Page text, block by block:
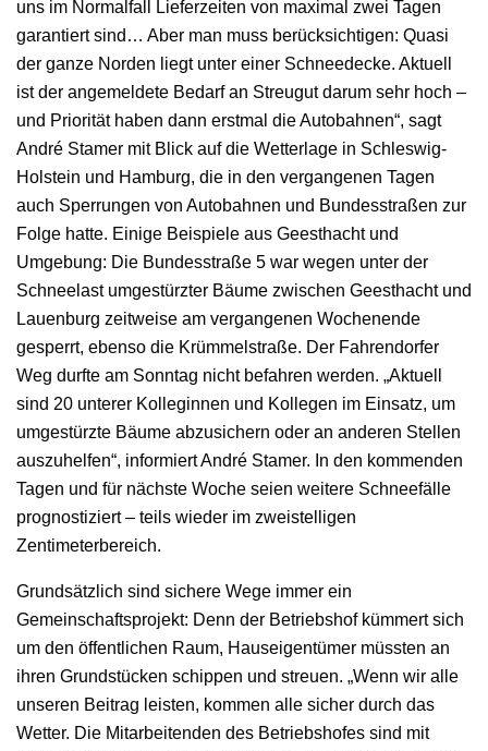
uns im Normalfall Lieferzeiten von maximal zwei Tagen
garantiert sind… Aber man muss berücksichtigen: Quasi
der ganze Norden liegt unter einer Schneedecke. Aktuell
ist der angemeldete Bedarf an Streugut darum sehr hoch –
und Priorität haben dann erstmal die Autobahnen“, sagt
André Stamer mit Blick auf die Wetterlage in Schleswig-
Holstein und Hamburg, die in den vergangenen Tagen
auch Sperrungen von Autobahnen und Bundesstraßen zur
Folge hatte. Einige Beispiele aus Geesthacht und
Umgebung: Die Bundesstraße 5 war wegen unter der
Schneelast umgestürzter Bäume zwischen Geesthacht und
Lauenburg zeitweise am vergangenen Wochenende
gesperrt, ebenso die Krümmelstraße. Der Fahrendorfer
Weg durfte am Sonntag nicht befahren werden. „Aktuell
sind 20 unterer Kolleginnen und Kollegen im Einsatz, um
umgestürzte Bäume abzusichern oder an anderen Stellen
auszuhelfen“, informiert André Stamer. In den kommenden
Tagen und für nächste Woche seien weitere Schneefälle
prognostiziert – teils wieder im zweistelligen
Zentimeterbereich.
Grundsätzlich sind sichere Wege immer ein
Gemeinschaftsprojekt: Denn der Betriebshof kümmert sich
um den öffentlichen Raum, Hauseigentümer müssten an
ihren Grundstücken schippen und streuen. „Wenn wir alle
unseren Beitrag leisten, kommen alle sicher durch das
Wetter. Die Mitarbeitenden des Betriebshofes sind mit